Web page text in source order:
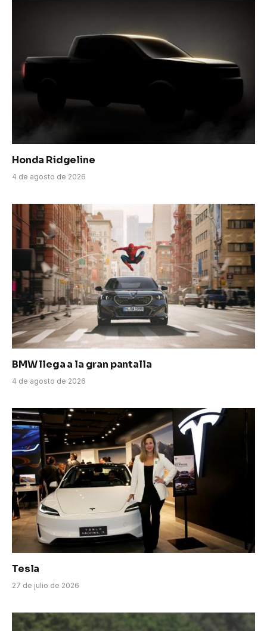
Honda Ridgeline
4 de agosto de 2026
BMW llega a la gran pantalla
4 de agosto de 2026
Tesla
27 de julio de 2026